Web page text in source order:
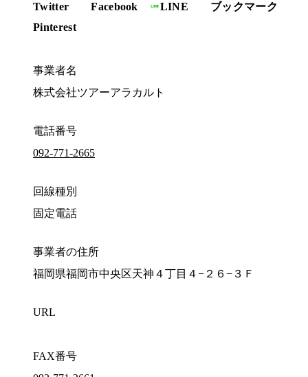
Twitter Facebook LINE
ブックマーク
Pinterest
事業者名
株式会社ツアーアラカルト
電話番号
092-771-2665
回線種別
固定電話
事業者の住所
福岡県福岡市中央区天神４丁目４−２６−３Ｆ
URL
FAX番号